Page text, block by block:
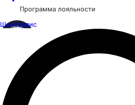
Программа лояльности
Шинсервис